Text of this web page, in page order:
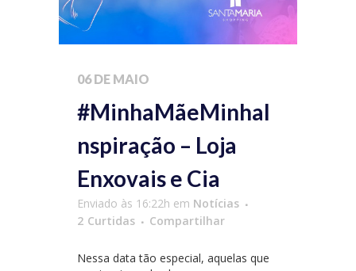
06 DE MAIO
#MinhaMãeMinhaI
nspiração – Loja
Enxovais e Cia
Enviado às 16:22h em Notícias
2 Curtidas Compartilhar
Nessa data tão especial, aquelas que